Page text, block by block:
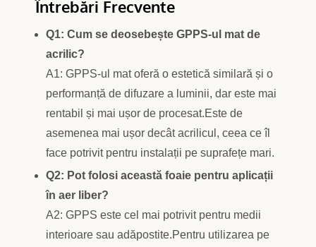
Întrebări Frecvente
Q1: Cum se deosebește GPPS-ul mat de
acrilic?
A1: GPPS-ul mat oferă o estetică similară și o
performanță de difuzare a luminii, dar este mai
rentabil și mai ușor de procesat.Este de
asemenea mai ușor decât acrilicul, ceea ce îl
face potrivit pentru instalații pe suprafețe mari.
Q2: Pot folosi această foaie pentru aplicații
în aer liber?
A2: GPPS este cel mai potrivit pentru medii
interioare sau adăpostite.Pentru utilizarea pe